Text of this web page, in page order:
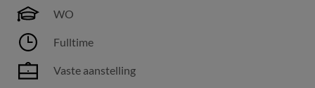
WO
Fulltime
Vaste aanstelling